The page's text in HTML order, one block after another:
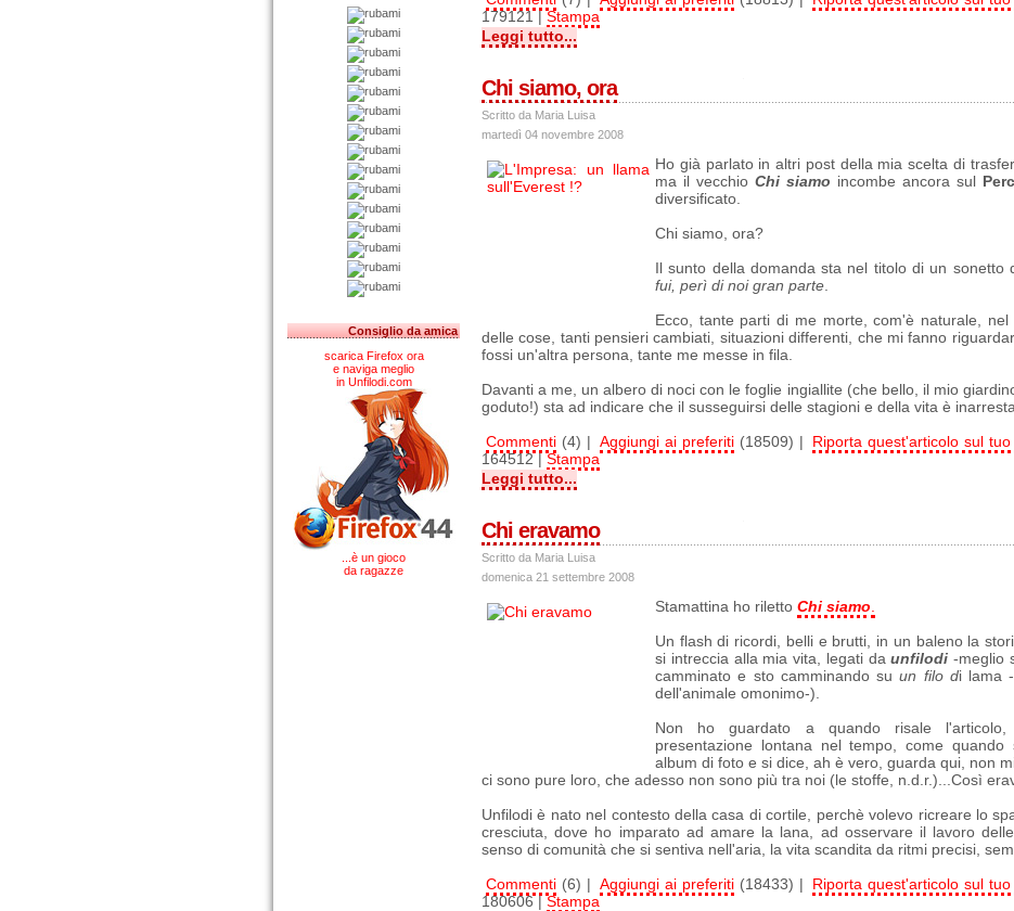
Consiglio da amica
scarica Firefox ora
e naviga meglio
in Unfilodi.com
...è un gioco
da ragazze
179121 |Stampa
Leggi tutto...
Chi siamo, ora
Scritto da Maria Luisa
martedì 04 novembre 2008
Ho già parlato in altri post della mia scelta di
ma il vecchio Chi siamo incombe ancora sul
diversificato.
Chi siamo, ora?
Il sunto della domanda sta nel titolo di un sonetto
fui, perì di noi gran parte
Ecco, tante parti di me morte, com'è naturale, nel
delle cose, tanti pensieri cambiati, situazioni differenti, che mi fanno
fossi un'altra persona, tante me messe in fila.
Davanti a me, un albero di noci con le foglie ingiallite (che bello, il mio
goduto!) sta ad indicare che il susseguirsi delle stagioni e della vita è
Commenti (4) | Aggiungi ai preferiti(18509) | Riporta quest'articolo sul tuo
164512 |Stampa
Leggi tutto...
Chi eravamo
Scritto da Maria Luisa
domenica 21 settembre 2008
Stamattina ho riletto Chi siamo
Un flash di ricordi, belli e brutti, in un baleno la
si intreccia alla mia vita, legati daunfilodi-meglio
camminato e sto camminando suun filo di lama
dell'animale omonimo-).
Non ho guardato a quando risale
presentazione lontana nel tempo, come
album di foto e si dice, ah è vero, guarda qui, non
ci sono pure loro, che adesso non sono più tra noi (le stoffe, n.d.r.)...Così
Unfilodi è nato nel contesto della casa di cortile, perchè volevo ricreare lo
cresciuta, dove ho imparato ad amare la lana, ad osservare il lavoro
senso di comunità che si sentiva nell'aria, la vita scandita da ritmi precisi,
Commenti (6) | Aggiungi ai preferiti(18433) | Riporta quest'articolo sul tuo
180606 |Stampa